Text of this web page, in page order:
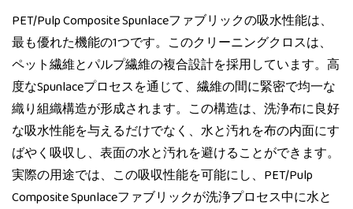
PET/Pulp Composite Spunlaceファブリックの吸水性能は、
最も優れた機能の1つです。このクリーニングクロスは、
ペット繊維とパルプ繊維の複合設計を採用しています。高
度なSpunlaceプロセスを通じて、繊維の間に緊密で均一な
織り組織構造が形成されます。この構造は、洗浄布に良好
な吸水性能を与えるだけでなく、水と汚れを布の内面にす
ばやく吸収し、表面の水と汚れを避けることができます。
実際の用途では、この吸収性能を可能にし、PET/Pulp
Composite Spunlaceファブリックが洗浄プロセス中に水と